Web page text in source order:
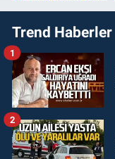
Trend Haberler
1
2